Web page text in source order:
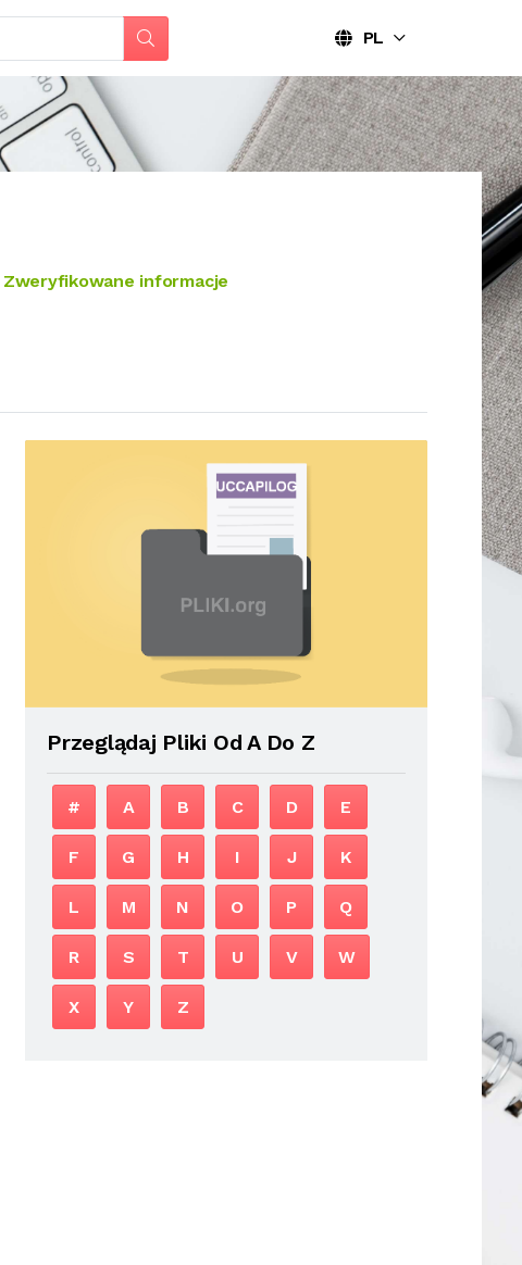
PL
Zweryfikowane informacje
Przeglądaj Pliki Od A Do Z
# A B C D E
F G H I J K
L M N O P Q
R S T U V W
X Y Z